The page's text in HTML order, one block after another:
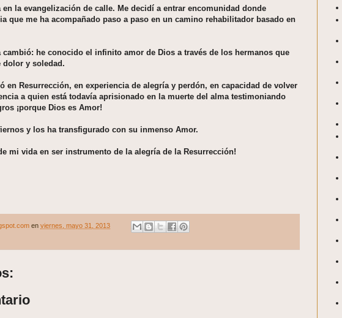
la evangelización de calle. Me decidí a entrar encomunidad donde
que me ha acompañado paso a paso en un camino rehabilitador basado en
cambió: he conocido el infinito amor de Dios a través de los hermanos que
y soledad.
en Resurrección, en experiencia de alegría y perdón, en capacidad de volver
a quien está todavía aprisionado en la muerte del alma testimoniando
¡porque Dios es Amor!
y los ha transfigurado con su inmenso Amor.
mi vida en ser instrumento de la alegría de la Resurrección!
en viernes, mayo 31, 2013